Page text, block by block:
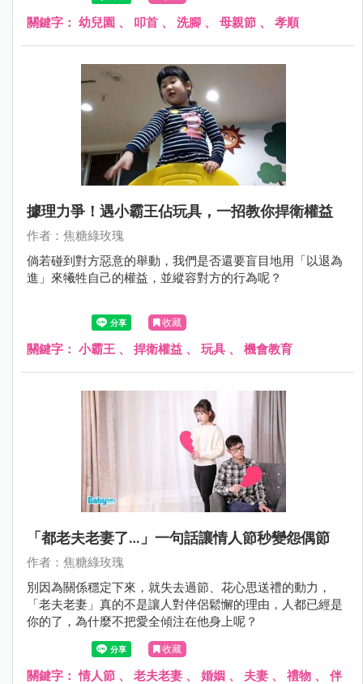
關鍵字： 幼兒園 、 叩首 、 洗腳 、 母親節 、 孝順
據理力爭！遇小霸王佔玩具，一招教你捍衛權益
作者：焦糖綠玫瑰
倘若碰到對方惡意的舉動，我們是否還要盲目地用「以退為
進」來犧牲自己的權益，並縱容對方的行為呢？
收藏
關鍵字： 小霸王 、 捍衛權益 、 玩具 、 機會教育
「都老夫老妻了…」一句話讓情人節秒變怨偶節
作者：焦糖綠玫瑰
別因為關係穩定下來，就失去過節、花心思送禮的動力，
「老夫老妻」真的不是讓人對伴侶鬆懈的理由，人都已經是
你的了，為什麼不把愛全傾注在他身上呢？
收藏
關鍵字：情人節 、 老夫老妻 、 婚姻 、 夫妻 、 禮物 、 伴